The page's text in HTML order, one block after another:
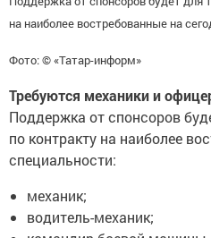
на наиболее востребованные на
Поддержка от спонсоров
по контракту на наиболее
специальности:
водитель-механик;
командир боевой машины.